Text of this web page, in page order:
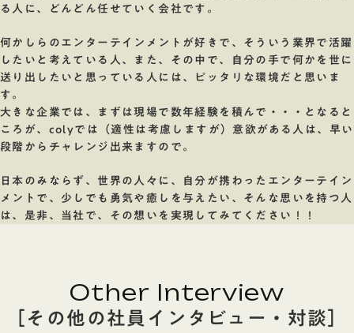
る人に、どんどん任せていく会社です。
何かしらのエンターテインメントが好きで、そういう業界で活躍
したいと考えている人、また、その中で、自分の手で何かを世に
送り出したいと思っている人には、ピッタリな環境だと思いま
す。
大きな企業では、まずは現場で数年経験を積んで・・・となると
ころが、colyでは（適性は考慮しますが）意欲がある人は、早い
段階からチャレンジ出来ますので。
日本のみならず、世界の人々に、自分が携わったエンターテイン
メントで、少しでも勇気や癒しを与えたい、そんな思いを持つ人
は、是非、当社で、その想いを実現してみてください！！
Other Interview
［その他の社員インタビュー・対談］